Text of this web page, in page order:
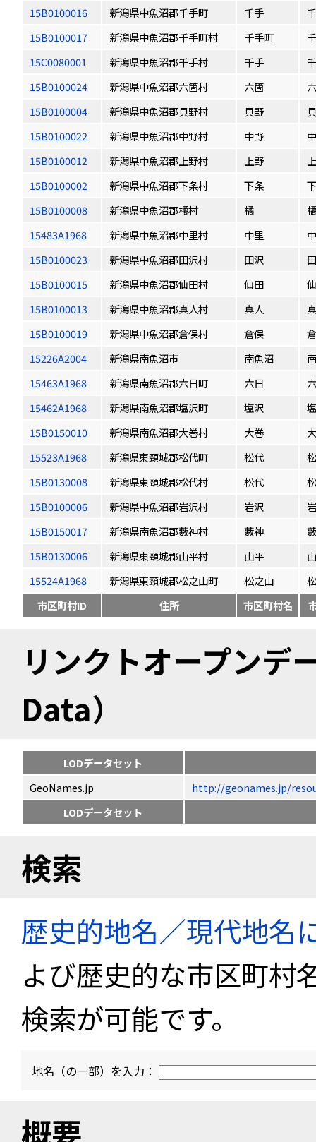
15B0100016
新潟県中魚沼郡千手町 千手
15B0100017
新潟県中魚沼郡千手町村 千手町
15C0080001
新潟県中魚沼郡千手村 千手
15B0100024
新潟県中魚沼郡六箇村 六箇
15B0100004
新潟県中魚沼郡貝野村 貝野
15B0100022
新潟県中魚沼郡中野村 中野
15B0100012
新潟県中魚沼郡上野村 上野
15B0100002
新潟県中魚沼郡下条村 下条
15B0100008
新潟県中魚沼郡橘村 橘
橘
15483A1968
新潟県中魚沼郡中里村 中里
15B0100023
新潟県中魚沼郡田沢村 田沢
15B0100015
新潟県中魚沼郡仙田村 仙田
15B0100013
新潟県中魚沼郡真人村 真人
15B0100019
新潟県中魚沼郡倉俣村 倉俣
15226A2004
新潟県南魚沼市 南魚沼
15463A1968
新潟県南魚沼郡六日町 六日
15462A1968
新潟県南魚沼郡塩沢町 塩沢
15B0150010
新潟県南魚沼郡大巻村 大巻
15523A1968
新潟県東頸城郡松代町 松代
15B0130008
新潟県東頸城郡松代村 松代
15B0100006
新潟県中魚沼郡岩沢村 岩沢
15B0150017
新潟県南魚沼郡藪神村 藪神
15B0130006
新潟県東頸城郡山平村 山平
15524A1968
新潟県東頸城郡松之山町 松之山
市区町村ID
住所 市区町村名
リンクトオープン
Data）
LODデータセット
GeoNames.jp
http://geonames.jp/
LODデータセット
検索
歴史的地名／現代地名
よび歴史的な市区町村
検索が可能です。
地名（の一部）を入力：
概要